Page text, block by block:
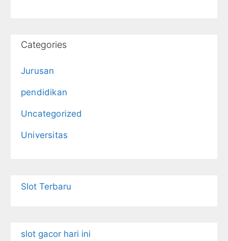
Categories
Jurusan
pendidikan
Uncategorized
Universitas
Slot Terbaru
slot gacor hari ini